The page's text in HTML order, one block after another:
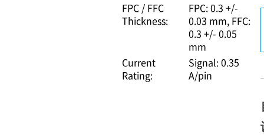
FPC / FFC
Thickness:
FPC: 0.3 +/-
0.03 mm FFC:
0.3 +/- 0.05
mm
Current
Rating:
Signal: 0.35
A/pin